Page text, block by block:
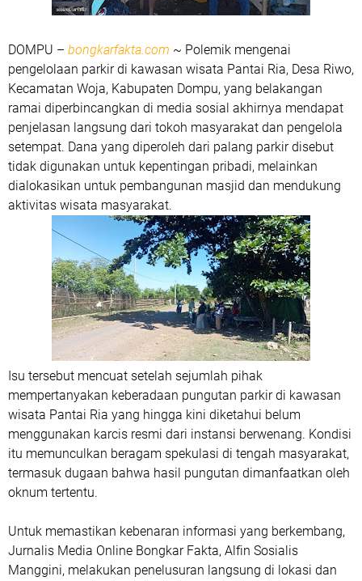
DOMPU – bongkarfakta.com ~ Polemik mengenai
pengelolaan parkir di kawasan wisata Pantai Ria, Desa Riwo,
Kecamatan Woja, Kabupaten Dompu, yang belakangan
ramai diperbincangkan di media sosial akhirnya mendapat
penjelasan langsung dari tokoh masyarakat dan pengelola
setempat. Dana yang diperoleh dari palang parkir disebut
tidak digunakan untuk kepentingan pribadi, melainkan
dialokasikan untuk pembangunan masjid dan mendukung
aktivitas wisata masyarakat.
Isu tersebut mencuat setelah sejumlah pihak
mempertanyakan keberadaan pungutan parkir di kawasan
wisata Pantai Ria yang hingga kini diketahui belum
menggunakan karcis resmi dari instansi berwenang. Kondisi
itu memunculkan beragam spekulasi di tengah masyarakat,
termasuk dugaan bahwa hasil pungutan dimanfaatkan oleh
oknum tertentu.
Untuk memastikan kebenaran informasi yang berkembang,
Jurnalis Media Online Bongkar Fakta, Alfin Sosialis
Manggini, melakukan penelusuran langsung di lokasi dan